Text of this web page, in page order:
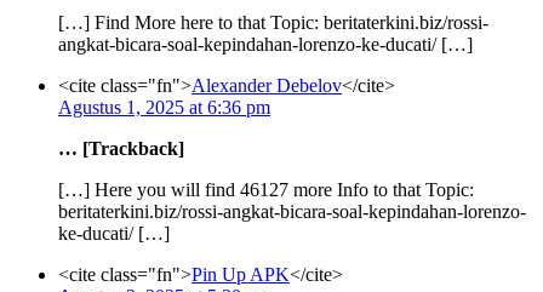
[…] Find More here to that Topic: beritaterkini.biz/rossi-
angkat-bicara-soal-kepindahan-lorenzo-ke-ducati/ […]
<cite class="fn">Alexander Debelov</cite>
Agustus 1, 2025 at 6:36 pm
… [Trackback]
[…] Here you will find 46127 more Info to that Topic:
beritaterkini.biz/rossi-angkat-bicara-soal-kepindahan-lorenzo-
ke-ducati/ […]
<cite class="fn">Pin Up APK</cite>